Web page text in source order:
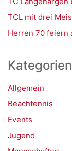
TCL mit drei
Herren 70 feiern
Kategorien
Allgemein
Beachtennis
Events
Jugend